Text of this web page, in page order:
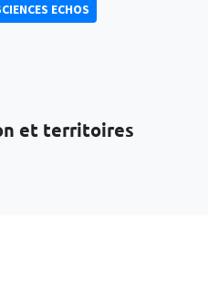
ECHOS
et territoires